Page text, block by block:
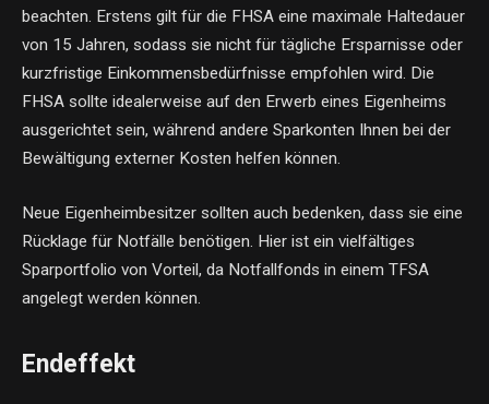
beachten. Erstens gilt für die FHSA eine maximale Haltedauer
von 15 Jahren, sodass sie nicht für tägliche Ersparnisse oder
kurzfristige Einkommensbedürfnisse empfohlen wird. Die
FHSA sollte idealerweise auf den Erwerb eines Eigenheims
ausgerichtet sein, während andere Sparkonten Ihnen bei der
Bewältigung externer Kosten helfen können.
Neue Eigenheimbesitzer sollten auch bedenken, dass sie eine
Rücklage für Notfälle benötigen. Hier ist ein vielfältiges
Sparportfolio von Vorteil, da Notfallfonds in einem TFSA
angelegt werden können.
Endeffekt